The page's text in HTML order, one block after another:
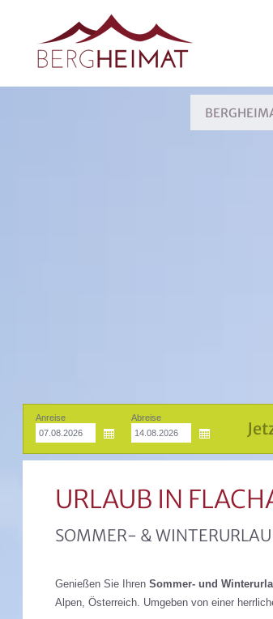
Anreise Abreise
URLAUB IN
SOMMER- &
Genießen Sie Ihren Sommer- und
Alpen, Österreich. Umgeben von einer